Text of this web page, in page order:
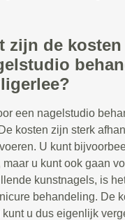
zijn de
een nagelstudio
kosten zijn sterk
U kunt
u kunt ook gaan
kunstnagels, is
behandeling. De
u dus eigenlijk